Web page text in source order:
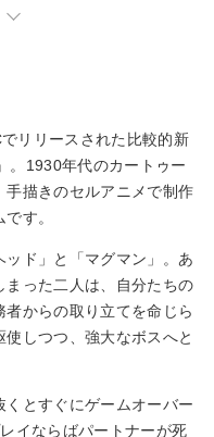
リリースされた比較的新
。1930年代のカートゥー
手描きのセルアニメで制作
す。
ド」と「マグマン」。あ
まった二人は、自分たちの
からの取り立てを命じら
しつつ、強大なボスへと
とすぐにゲームオーバー
イならばパートナーが死